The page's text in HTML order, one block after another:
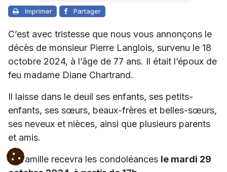
Imprimer Partager
C’est avec tristesse que nous vous annonçons le
décès de monsieur Pierre Langlois, survenu le 18
octobre 2024, à l’âge de 77 ans. Il était l’époux de
feu madame Diane Chartrand.
Il laisse dans le deuil ses enfants, ses petits-
enfants, ses sœurs, beaux-frères et belles-sœurs,
ses neveux et nièces, ainsi que plusieurs parents
et amis.
La famille recevra les condoléances le mardi 29